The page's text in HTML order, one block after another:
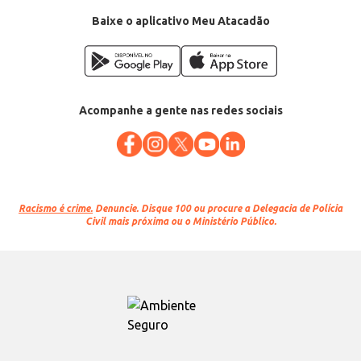
Baixe o aplicativo Meu Atacadão
Acompanhe a gente nas redes sociais
Racismo é crime. Denuncie. Disque 100 ou procure a Delegacia de Polícia
Civil mais próxima ou o Ministério Público.